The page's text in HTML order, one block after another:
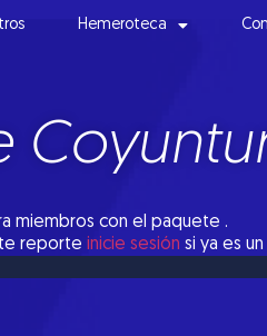
Hemeroteca
miembros con el paquete .
reporteinicie sesión si ya es